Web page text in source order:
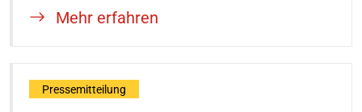
Mehr erfahren
Pressemitteilung